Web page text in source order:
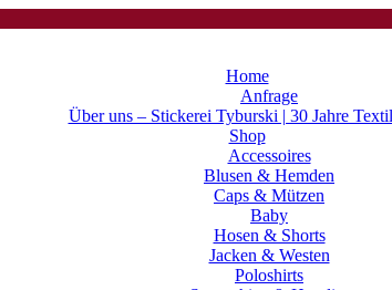
Home
Anfrage
Über uns – Stickerei Tyburski | 30 Jahre
Shop
Accessoires
Blusen & Hemden
Caps & Mützen
Baby
Hosen & Shorts
Jacken & Westen
Poloshirts